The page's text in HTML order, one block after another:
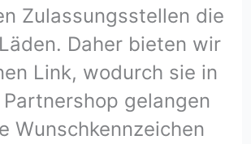
Zulassungsstellen die
Daher bieten wir
Link, wodurch sie in
gelangen
Wunschkennzeichen